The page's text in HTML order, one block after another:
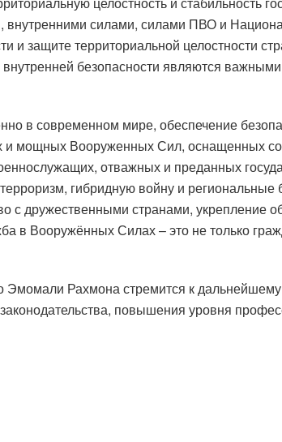
силами, силами ПВО и
и защите территориальной целостности
безопасности являются
в современном мире, обеспечение
и мощных Вооруженных Сил, оснащенных
отважных и преданных
гибридную войну и региональные
с дружественными странами, укрепление
Вооружённых Силах – это не только
Рахмона стремится к
повышения уровня